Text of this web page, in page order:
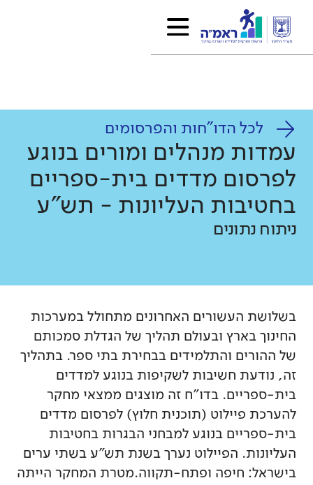
לכל הדו"חות והפרסומים
עמדות מנהלים ומורים בנוגע
לפרסום מדדים בית-ספריים
בחטיבות העליונות - תש"ע
ניתוח נתונים
בשלושת העשורים האחרונים מתחולל במערכות
החינוך בארץ ובעולם תהליך של הגדלת סמכותם
של ההורים והתלמידים בבחירת בתי ספר. בתהליך
זה, נודעת חשיבות לשקיפות בנוגע למדדים
בית-ספריים. בדו"ח זה מוצגים ממצאי מחקר
להערכת פיילוט (תוכנית חלוץ) לפרסום מדדים
בית-ספריים בנוגע למבחני הבגרות בחטיבות
העליונות. הפיילוט נערך בשנת תש"ע בשתי ערים
בישראל: חיפה ופתח-תקווה.מטרת המחקר הייתה